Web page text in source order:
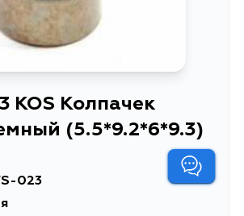
KOS Колпачек
(5.5*9.2*6*9.3)
023